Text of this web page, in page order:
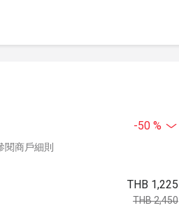
-50 %
商戶細則
THB 1,225
THB 2,450